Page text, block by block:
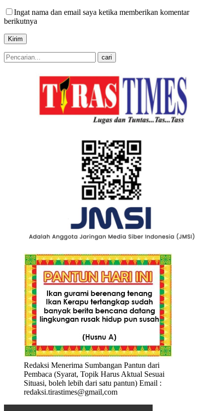
Ingat nama dan email saya ketika memberikan komentar
berikutnya
Redaksi Menerima Sumbangan Pantun dari
Pembaca (Syarat, Topik Harus Aktual Sesuai
Situasi, boleh lebih dari satu pantun) Email :
redaksi.tirastimes@gmail,com